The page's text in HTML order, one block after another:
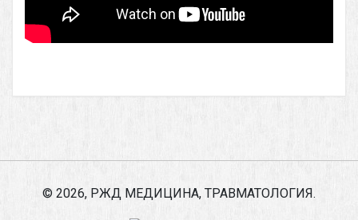
© 2026, РЖД МЕДИЦИНА, ТРАВМАТОЛОГИЯ.